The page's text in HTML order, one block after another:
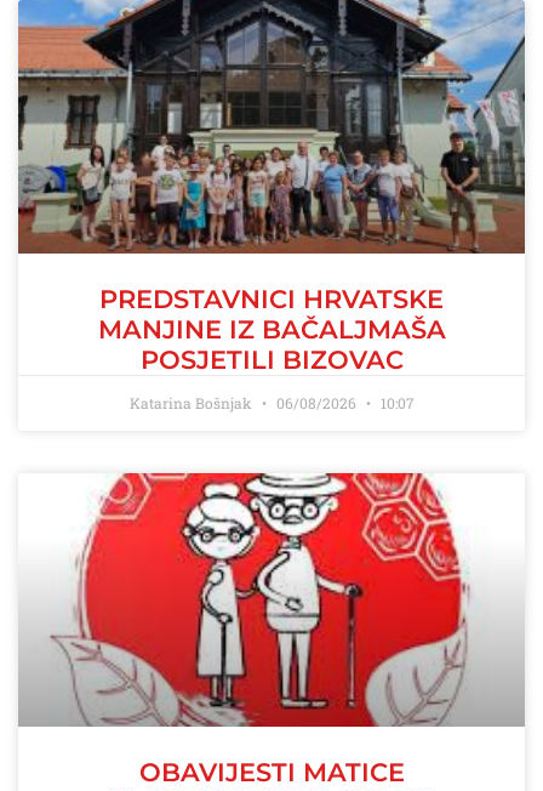
PREDSTAVNICI HRVATSKE
MANJINE IZ BAČALJMAŠA
POSJETILI BIZOVAC
Katarina Bošnjak 06/08/2026 10:07
OBAVIJESTI MATICE